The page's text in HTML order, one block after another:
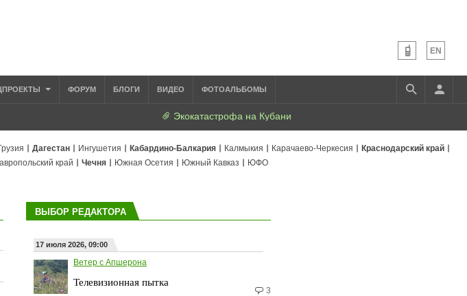
EN
ФОРУМ БЛОГИ ВИДЕО ФОТОАЛЬБОМЫ
Экокатастрофа на Кубани
Дагестан Ингушетия Кабардино-Балкария Калмыкия Карачаево-Черкесия
Краснодарский край
край Чечня Южная Осетия Южный Кавказ ЮФО
ВЫБОР РЕДАКТОРА
17 июля 2026, 09:00
Ветер с Апшерона
Телевизионная пытка
3